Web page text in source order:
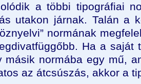
a többi tipográfiai
utakon járnak. Talán a
normának
Ha a saját
másik normába egy mű,
az átcsúszás, akkor a